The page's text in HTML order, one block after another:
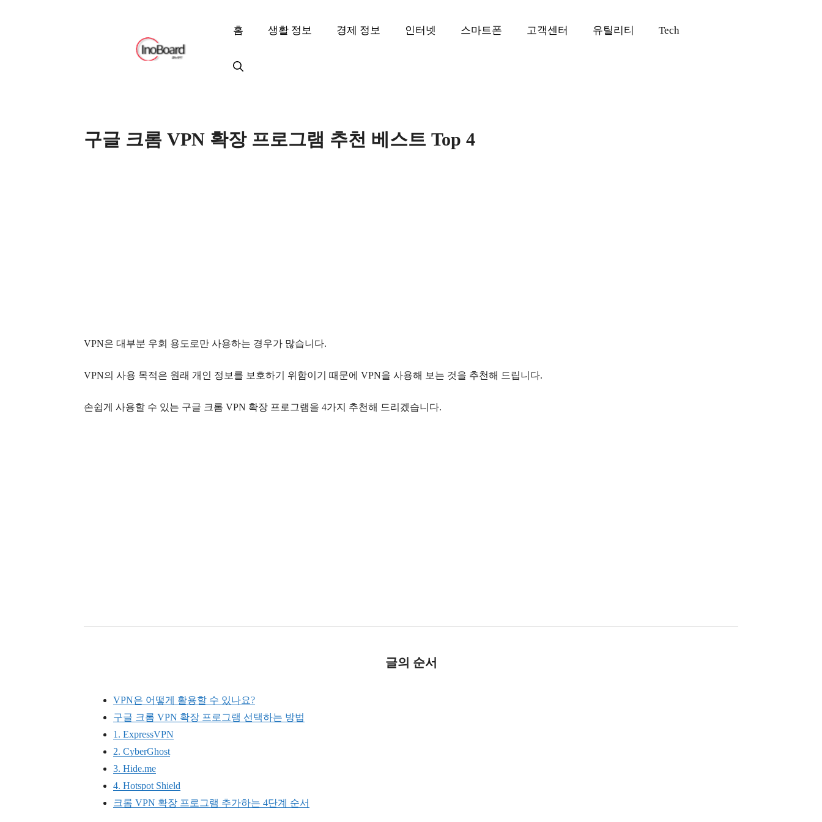
홈 생활 정보 경제 정보 인터넷 스마트폰 고객센터 유틸리티 Tech
구글 크롬 VPN 확장 프로그램 추천 베스트 Top 4
VPN은 대부분 우회 용도로만 사용하는 경우가 많습니다.
VPN의 사용 목적은 원래 개인 정보를 보호하기 위함이기 때문에 VPN을 사용해 보는 것을 추천해 드립니다.
손쉽게 사용할 수 있는 구글 크롬 VPN 확장 프로그램을 4가지 추천해 드리겠습니다.
글의 순서
VPN은 어떻게 활용할 수 있나요?
구글 크롬 VPN 확장 프로그램 선택하는 방법
1. ExpressVPN
2. CyberGhost
3. Hide.me
4. Hotspot Shield
크롬 VPN 확장 프로그램 추가하는 4단계 순서